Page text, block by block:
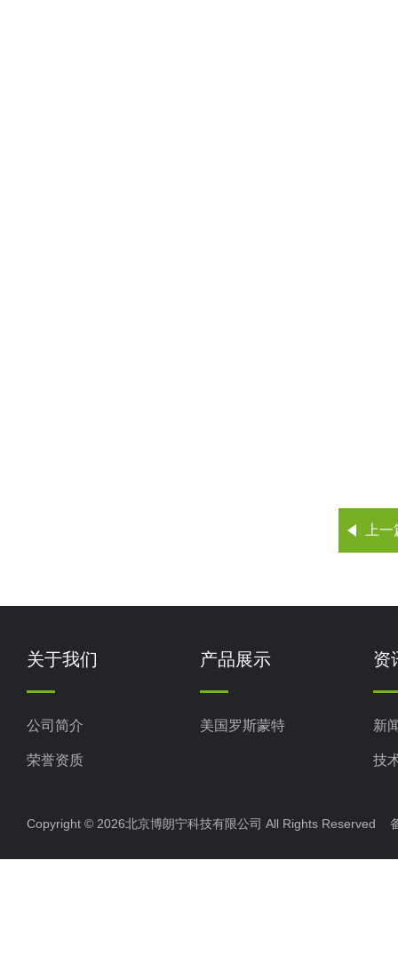
上
关于我们
公司简介
荣誉资质
产品展示
美国罗斯蒙特
资
新
技
Copyright © 2026北京博朗宁科技有限公司 All Rights Reserved